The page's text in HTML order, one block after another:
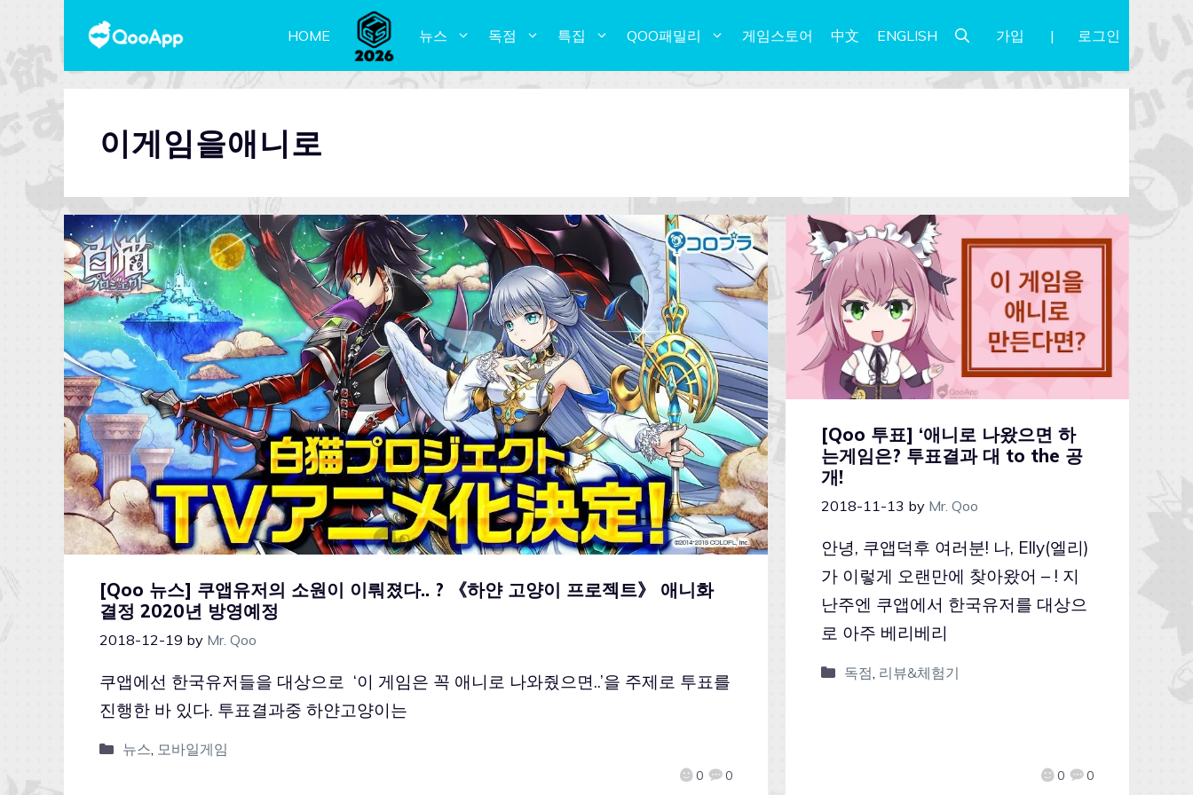
HOME 뉴스 독점 특집 QOO패밀리 게임스토어 中文 ENGLISH 가입 로그인
이게임을애니로
[Qoo 뉴스] 쿠앱유저의 소원이 이뤄졌다.. ? 《하얀 고양이 프로젝트》 애니화
결정 2020년 방영예정
2018-12-19 by Mr. Qoo
0 0
쿠앱에선 한국유저들을 대상으로 ‘이 게임은 꼭 애니로 나와줬으면..’을 주제로 투표를
진행한 바 있다. 투표결과중 하얀고양이는
뉴스, 모바일게임
[Qoo 투표] ‘애니로 나왔으면 하
는게임은? 투표결과 대 to the 공
개!
2018-11-13 by Mr. Qoo
0 0
안녕, 쿠앱덕후 여러분! 나, Elly(엘리)
가 이렇게 오랜만에 찾아왔어 – ! 지
난주엔 쿠앱에서 한국유저를 대상으
로 아주 베리베리
독점 리뷰&체험기